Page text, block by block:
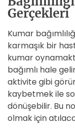
Gerçekleri
Kumar
karmaşık bir
kumar
bağımlı hale
aktivite gibi
kaybetmek ile
dönüşebilir. Bu
olmak için